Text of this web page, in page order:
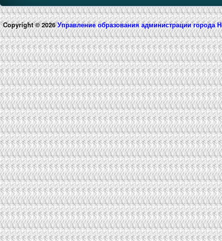
Copyright © 2026Управление образования администрации города